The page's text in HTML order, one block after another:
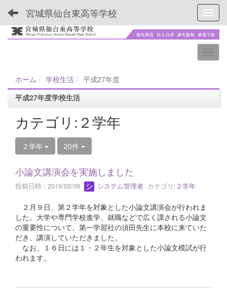
宮城県仙台東高等学校
ホーム 学校生活
平成27年度
平成27年度学校生活
カテゴリ:２学年
２学年 20件
小論文講演会を実施しました
投稿日時 : 2016/02/09 システム管理者 カテゴリ: ２学年
２月９日、第２学年を対象とした小論文講演会が行われま
した。大学や専門学校進学、就職などで広く課される小論文
の重要性について、第一学習社の須田先生に本校に来ていた
だき、講演していただきました。
なお、１６日には１・２年生を対象とした小論文模試が行
われます。